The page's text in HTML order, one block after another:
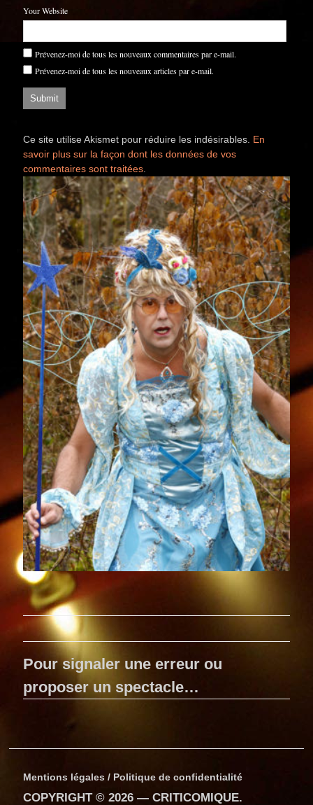
Your Website
Prévenez-moi de tous les nouveaux commentaires par e-mail.
Prévenez-moi de tous les nouveaux articles par e-mail.
Ce site utilise Akismet pour réduire les indésirables. En
savoir plus sur la façon dont les données de vos
commentaires sont traitées
Pour signaler une erreur ou
proposer un spectacle…
Mentions légales / Politique de confidentialité
COPYRIGHT © 2026 —CRITICOMIQUE.